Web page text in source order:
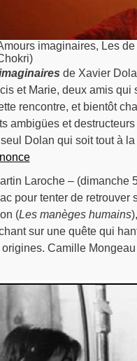
imaginaires, Les
de Xavier
et Marie, deux amis
rencontre, et bientôt
ambigües et
seul Dolan qui soit tout à
Laroche – (dimanche
pour tenter de
(Les manèges humains
sur une quête qui
Camille